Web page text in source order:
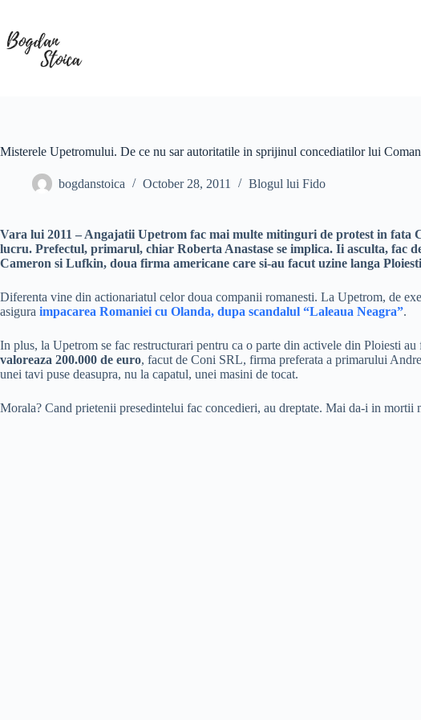
content
Misterele Upetromului. De ce nu sar autoritatile in sprijinul concediatilor lui
bogdanstoica October 28, 2011 Blogul lui Fido
Vara lui 2011 – Angajatii Upetrom fac mai multe mitinguri de protest in fata
lucru. Prefectul, primarul, chiar Roberta Anastase se implica. Ii asculta, fac
Cameron si Lufkin, doua firma americane care si-au facut uzine langa
Diferenta vine din actionariatul celor doua companii romanesti. La Upetrom, de
asigura impacarea Romaniei cu Olanda, dupa scandalul “Laleaua Neagra”.
In plus, la Upetrom se fac restructurari pentru ca o parte din activele din Ploiesti
valoreaza 200.000 de euro, facut de Coni SRL, firma preferata a primarului
unei tavi puse deasupra, nu la capatul, unei masini de tocat.
Morala? Cand prietenii presedintelui fac concedieri, au dreptate. Mai da-i in